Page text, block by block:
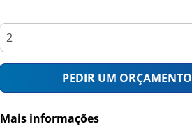
PEDIR UM ORÇAMENTO
Mais informações